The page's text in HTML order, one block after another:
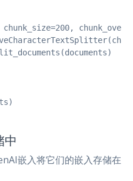
中
嵌入将它们的嵌入存储在